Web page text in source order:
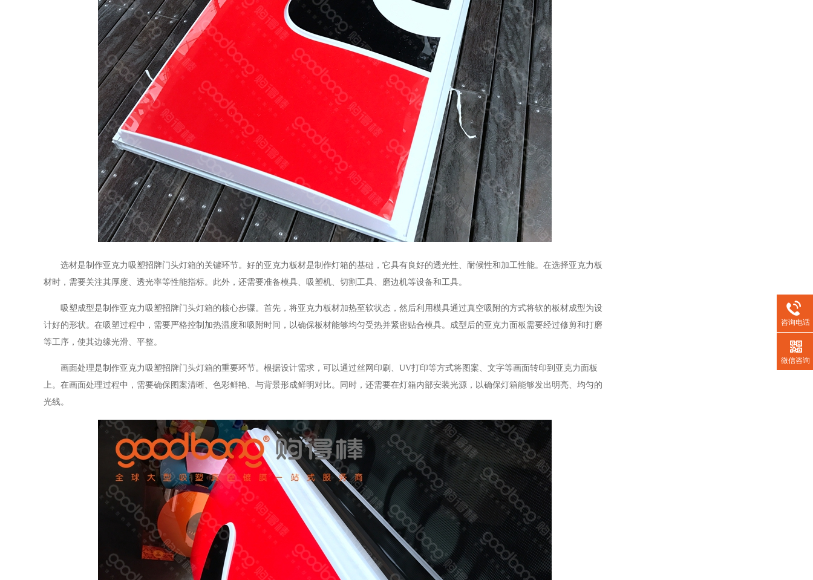
选材是制作亚克力吸塑招牌门头灯箱的关键环节。好的亚克力板材是制作灯箱的基础，它具有良好的透光性、耐候性和加工性能。在选择亚克力板
材时，需要关注其厚度、透光率等性能指标。此外，还需要准备模具、吸塑机、切割工具、磨边机等设备和工具。
吸塑成型是制作亚克力吸塑招牌门头灯箱的核心步骤。首先，将亚克力板材加热至软状态，然后利用模具通过真空吸附的方式将软的板材成型为设
计好的形状。在吸塑过程中，需要严格控制加热温度和吸附时间，以确保板材能够均匀受热并紧密贴合模具。成型后的亚克力面板需要经过修剪和打磨
等工序，使其边缘光滑、平整。
画面处理是制作亚克力吸塑招牌门头灯箱的重要环节。根据设计需求，可以通过丝网印刷、UV打印等方式将图案、文字等画面转印到亚克力面板
上。在画面处理过程中，需要确保图案清晰、色彩鲜艳、与背景形成鲜明对比。同时，还需要在灯箱内部安装光源，以确保灯箱能够发出明亮、均匀的
光线。
咨询电话
微信咨询